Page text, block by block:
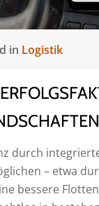
in Logistik
durch
– etwa
bessere